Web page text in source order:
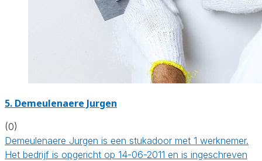
5. Demeulenaere Jurgen
(0)
Demeulenaere Jurgen is een stukadoor met 1 werknemer.
Het bedrijf is opgericht op 14-06-2011 en is ingeschreven